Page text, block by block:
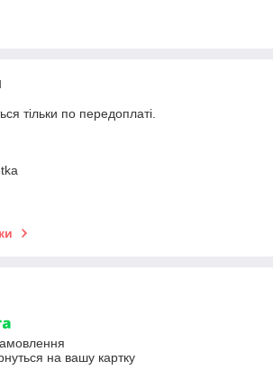
тільки по передоплаті.
на вашу картку